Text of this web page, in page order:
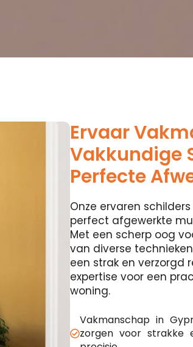
Ervaar
Vakkundige
Perfecte
Onze ervaren
perfect afgewerkte
Met een scherp oog
van diverse
een strak en verzorgd
expertise voor een
woning.
Vakmanschap in
zorgen voor strakke